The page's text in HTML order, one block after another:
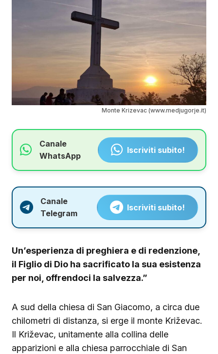
Monte Krizevac (www.medjugorje.it)
Canale
WhatsApp
Iscriviti subito!
Canale
Telegram
Iscriviti subito!
Un’esperienza di preghiera e di redenzione,
il Figlio di Dio ha sacrificato la sua esistenza
per noi, offrendoci la salvezza.”
A sud della chiesa di San Giacomo, a circa due
chilometri di distanza, si erge il monte Križevac.
Il Križevac, unitamente alla collina delle
apparizioni e alla chiesa parrocchiale di San